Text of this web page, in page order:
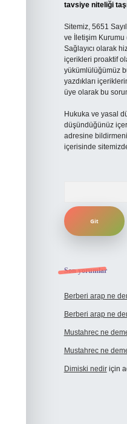
tavsiye niteliği
Sitemiz, 5651
ve İletişim Kurumu
Sağlayıcı olarak
içerikleri proaktif
yükümlülüğümüz
yazdıkları
üye olarak bu
Hukuka ve yasal
düşündüğünüz
adresine
içerisinde
Son yorumlar
Berberi arap ne
Berberi arap ne
Mustahrec ne
Mustahrec ne
Dimiski nediriçin